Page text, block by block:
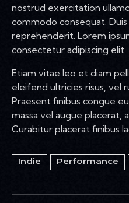
nostrud exercitation
commodo consequat.
reprehenderit. Lorem
consectetur adipiscing elit.
Etiam vitae leo et diam
eleifend ultricies risus, vel
Praesent finibus congue
massa vel augue placerat,
Curabitur placerat finibus
Indie Performance